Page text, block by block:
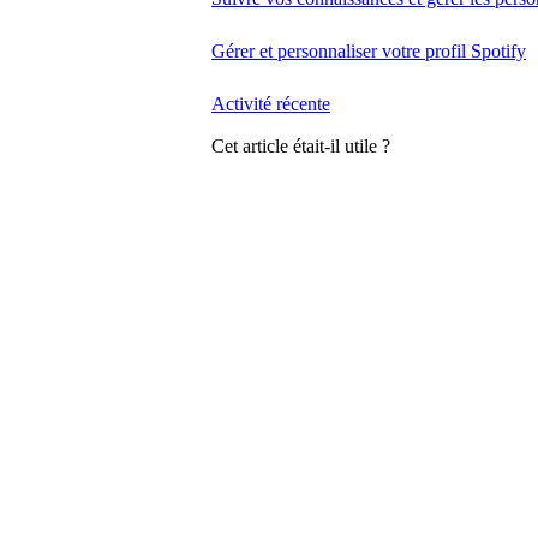
Gérer et personnaliser votre profil Spotify
Activité récente
Cet article était-il utile ?